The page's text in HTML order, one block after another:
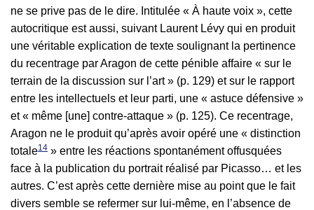
ne se prive pas de le dire. Intitulée « À haute voix », cette
autocritique est aussi, suivant Laurent Lévy qui en produit
une véritable explication de texte soulignant la pertinence
du recentrage par Aragon de cette pénible affaire « sur le
terrain de la discussion sur l’art » (p. 129) et sur le rapport
entre les intellectuels et leur parti, une « astuce défensive »
et « même [une] contre-attaque » (p. 125). Ce recentrage,
Aragon ne le produit qu’après avoir opéré une « distinction
totale14 » entre les réactions spontanément offusquées
face à la publication du portrait réalisé par Picasso… et les
autres. C’est après cette dernière mise au point que le fait
divers semble se refermer sur lui-même, en l’absence de